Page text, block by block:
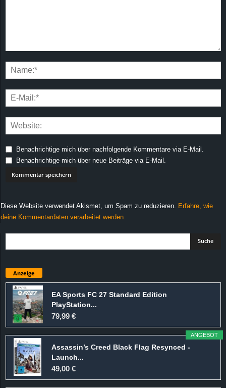
Benachrichtige mich über nachfolgende Kommentare via E-Mail.
Benachrichtige mich über neue Beiträge via E-Mail.
Diese Website verwendet Akismet, um Spam zu reduzieren.
Erfahre, wie
deine Kommentardaten verarbeitet werden.
Anzeige
EA Sports FC 27 Standard Edition
PlayStation...
79,99 €
ANGEBOT
Assassin’s Creed Black Flag Resynced -
Launch...
49,00 €